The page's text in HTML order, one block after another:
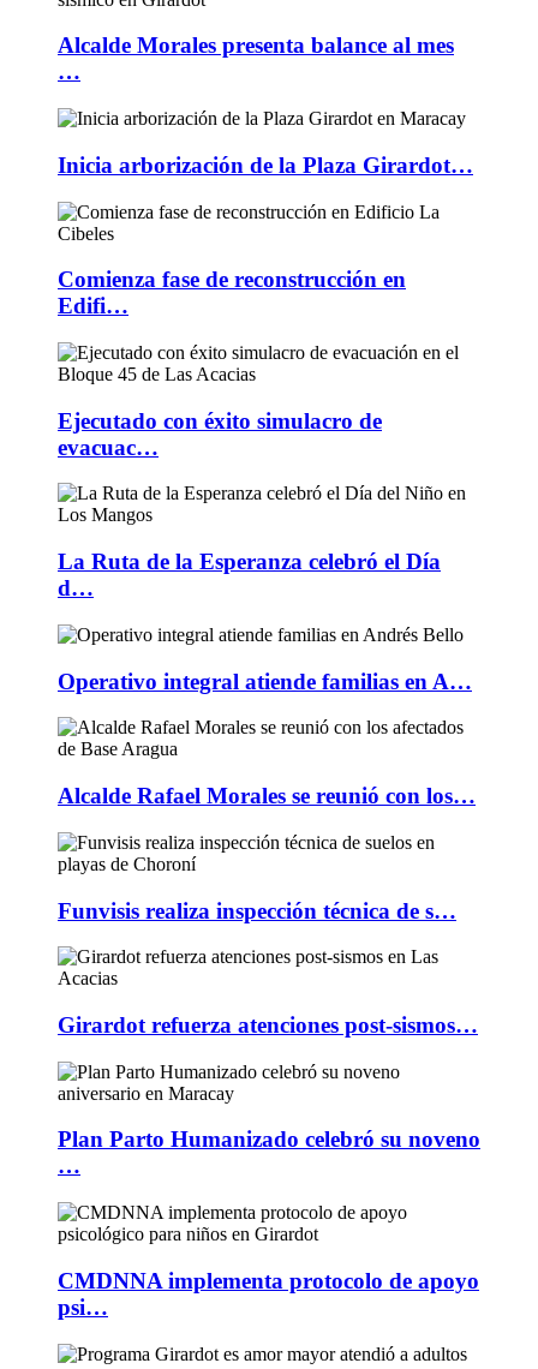
Alcalde Morales presenta balance al mes
…
Inicia arborización de la Plaza Girardot…
Comienza fase de reconstrucción en
Edifi…
Ejecutado con éxito simulacro de
evacuac…
La Ruta de la Esperanza celebró el Día
d…
Operativo integral atiende familias en A…
Alcalde Rafael Morales se reunió con los…
Funvisis realiza inspección técnica de s…
Girardot refuerza atenciones post-sismos…
Plan Parto Humanizado celebró su noveno
…
CMDNNA implementa protocolo de apoyo
psi…